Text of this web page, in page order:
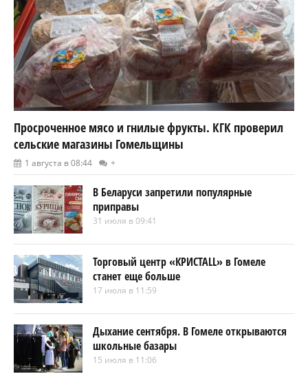
Просроченное мясо и гнилые фрукты. КГК проверил
сельские магазины Гомельщины
1 августа в 08:44 +
В Беларуси запретили популярные
приправы
31 июля в 09:41
Торговый центр «КРИСТАLL» в Гомеле
станет еще больше
17 июля в 11:59
Дыхание сентября. В Гомеле открываются
школьные базары
15 июля в 11:06